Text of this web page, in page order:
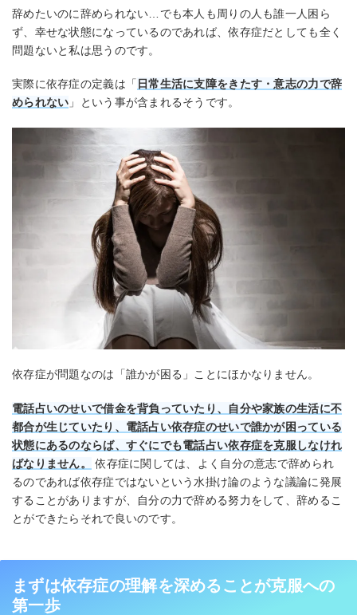
辞めたいのに辞められない…でも本人も周りの人も誰一人困ら
ず、幸せな状態になっているのであれば、依存症だとしても全く
問題ないと私は思うのです。
実際に依存症の定義は「 日常生活に支障をきたす・意志の力で辞
められない 」という事が含まれるそうです。
依存症が問題なのは「誰かが困る」ことにほかなりません。
電話占いのせいで借金を背負っていたり、自分や家族の生活に不
都合が生じていたり、電話占い依存症のせいで誰かが困っている
状態にあるのならば、すぐにでも電話占い依存症を克服しなけれ
ばなりません。
依存症に関しては、よく自分の意志で辞められ
るのであれば依存症ではないという水掛け論のような議論に発展
することがありますが、自分の力で辞める努力をして、辞めるこ
とができたらそれで良いのです。
まずは依存症の理解を深めることが克服への
第一歩